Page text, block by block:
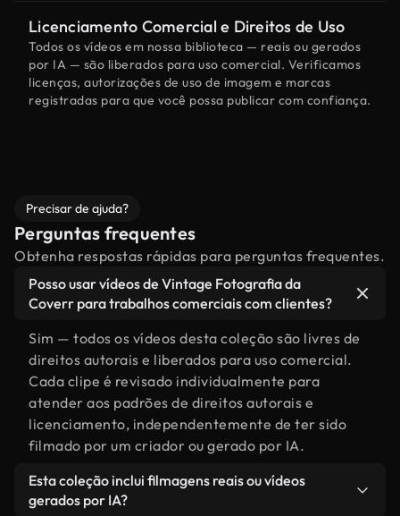
Licenciamento Comercial e Direitos de Uso
Todos os vídeos em nossa biblioteca — reais ou gerados
por IA — são liberados para uso comercial. Verificamos
licenças, autorizações de uso de imagem e marcas
registradas para que você possa publicar com confiança.
Precisar de ajuda?
Perguntas frequentes
Obtenha respostas rápidas para perguntas frequentes.
Posso usar vídeos de Vintage Fotografia da
Coverr para trabalhos comerciais com clientes?
Sim — todos os vídeos desta coleção são livres de
direitos autorais e liberados para uso comercial.
Cada clipe é revisado individualmente para
atender aos padrões de direitos autorais e
licenciamento, independentemente de ter sido
filmado por um criador ou gerado por IA.
Esta coleção inclui filmagens reais ou vídeos
gerados por IA?